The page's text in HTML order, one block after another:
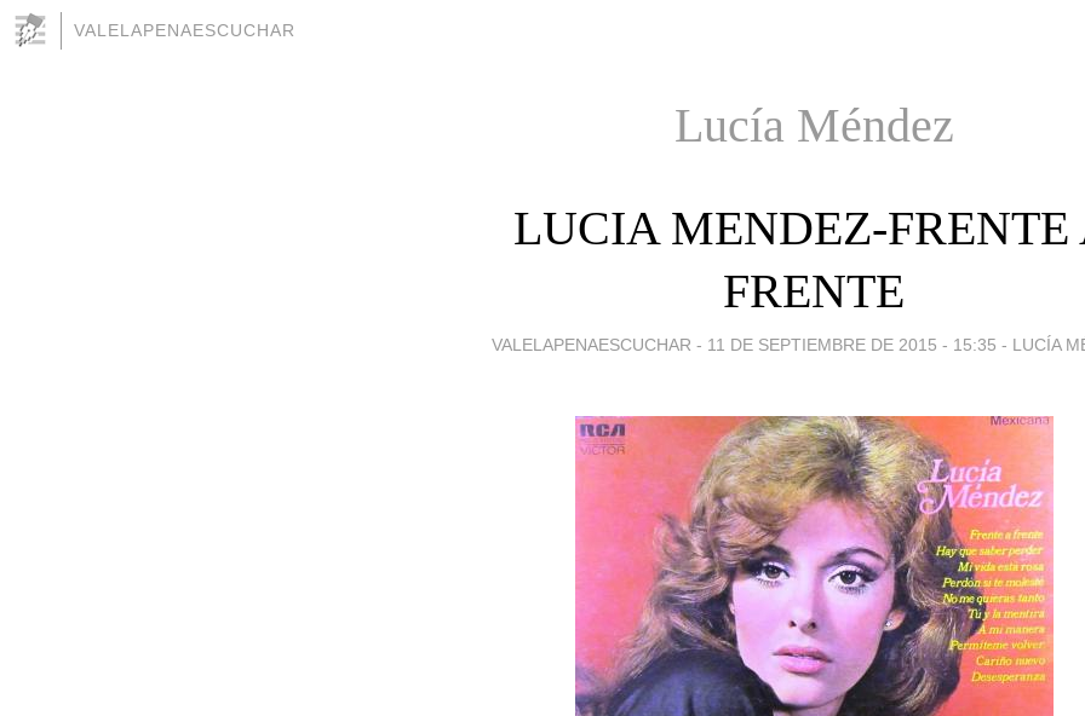
VALELAPENAESCUCHAR
Lucía Méndez
LUCIA MENDEZ-FRENTE
FRENTE
VALELAPENAESCUCHAR - 11 DE SEPTIEMBRE DE 2015 - 15:35 - LUCÍA